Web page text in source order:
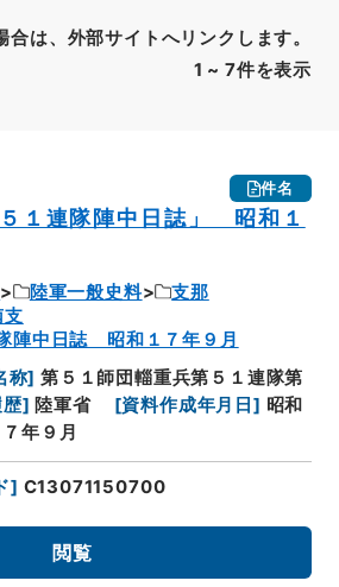
1 ~ 7件を表示
合は、外部サイトへリンクします。
件名
１連隊陣中日誌」 昭和１
陸軍一般史料
支那
支
陣中日誌 昭和１７年９月
称] 第５１師団輜重兵第５１連隊第
] 陸軍省 [資料作成年月日 ] 昭和
年９月
] C13071150700
閲覧